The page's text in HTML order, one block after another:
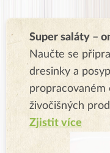
Super saláty –
Naučte se
dresinky a
propracovaném
živočišných
Zjistit více